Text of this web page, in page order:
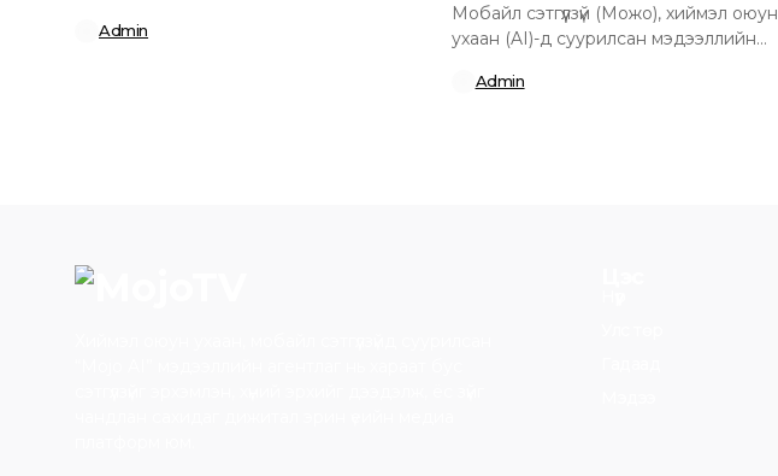
Admin
Мобайл сэтгүүлзүй (Можо), хиймэл оюун
ухаан (AI)-д суурилсан мэдээллийн
Admin